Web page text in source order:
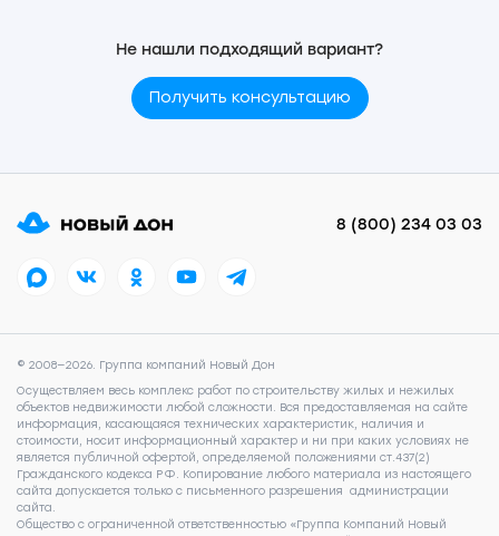
Не нашли подходящий вариант?
Получить консультацию
8 (800) 234 03 03
© 2008—2026. Группа компаний Новый Дон
Осуществляем весь комплекс работ по строительству жилых и нежилых
объектов недвижимости любой сложности. Вся предоставляемая на сайте
информация, касающаяся технических характеристик, наличия и
стоимости, носит информационный характер и ни при каких условиях не
является публичной офертой, определяемой положениями ст.437(2)
Гражданского кодекса РФ. Копирование любого материала из настоящего
сайта допускается только с письменного разрешения администрации
сайта.
Общество с ограниченной ответственностью «Группа Компаний Новый